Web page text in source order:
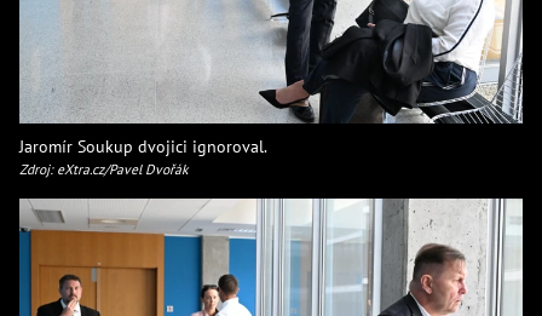
Jaromír Soukup dvojici ignoroval.
Zdroj: eXtra.cz/Pavel Dvořák